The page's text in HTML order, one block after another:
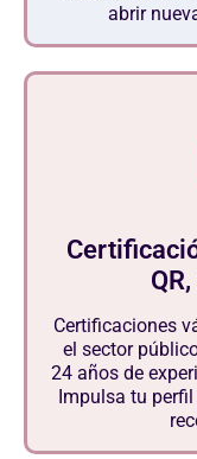
abrir
Certificaciones
el sector
24 años de
Impulsa tu